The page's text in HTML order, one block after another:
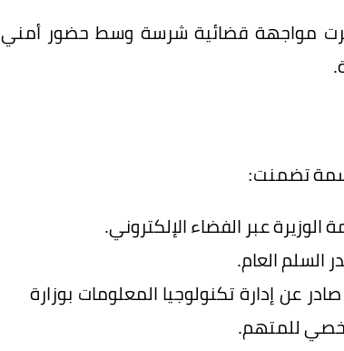
مواجهة قضائية شرسة وسط حضور أمني
تضمنت:
عبر الفضاء الإلكتروني.
السلم العام.
عن إدارة تكنولوجيا المعلومات بوزارة
للمتهم.